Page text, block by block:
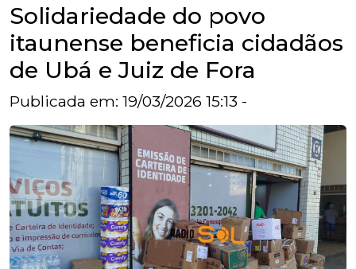
Solidariedade do povo
itaunense beneficia cidadãos
de Ubá e Juiz de Fora
Publicada em: 19/03/2026 15:13 -